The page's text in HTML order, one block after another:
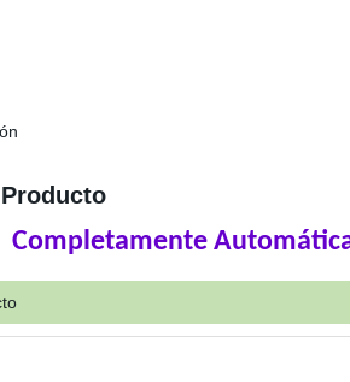
Completamente